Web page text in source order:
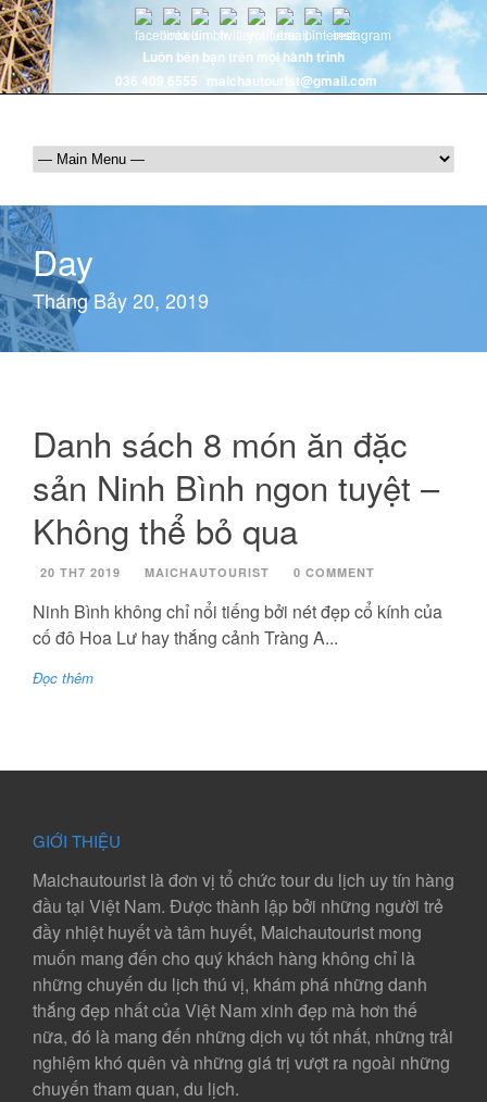
Luôn bên bạn trên mọi hành trình
036 409 6555 maichautourist@gmail.com
Day
Tháng Bảy 20, 2019
Danh sách 8 món ăn đặc
sản Ninh Bình ngon tuyệt –
Không thể bỏ qua
20 TH7 2019 MAICHAUTOURIST 0 COMMENT
Ninh Bình không chỉ nổi tiếng bởi nét đẹp cổ kính của
cố đô Hoa Lư hay thắng cảnh Tràng A...
Đọc thêm
GIỚI THIỆU
Maichautourist là đơn vị tổ chức tour du lịch uy tín hàng
đầu tại Việt Nam. Được thành lập bởi những người trẻ
đầy nhiệt huyết và tâm huyết, Maichautourist mong
muốn mang đến cho quý khách hàng không chỉ là
những chuyến du lịch thú vị, khám phá những danh
thắng đẹp nhất của Việt Nam xinh đẹp mà hơn thế
nữa, đó là mang đến những dịch vụ tốt nhất, những trải
nghiệm khó quên và những giá trị vượt ra ngoài những
chuyến tham quan, du lịch.